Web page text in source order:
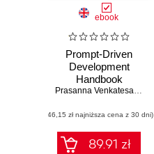
ebook
Prompt-Driven
Development
Handbook
Prasanna Venkatesan Nagarajan
(46,15 zł najniższa cena z 30 dni)
89.91 zł